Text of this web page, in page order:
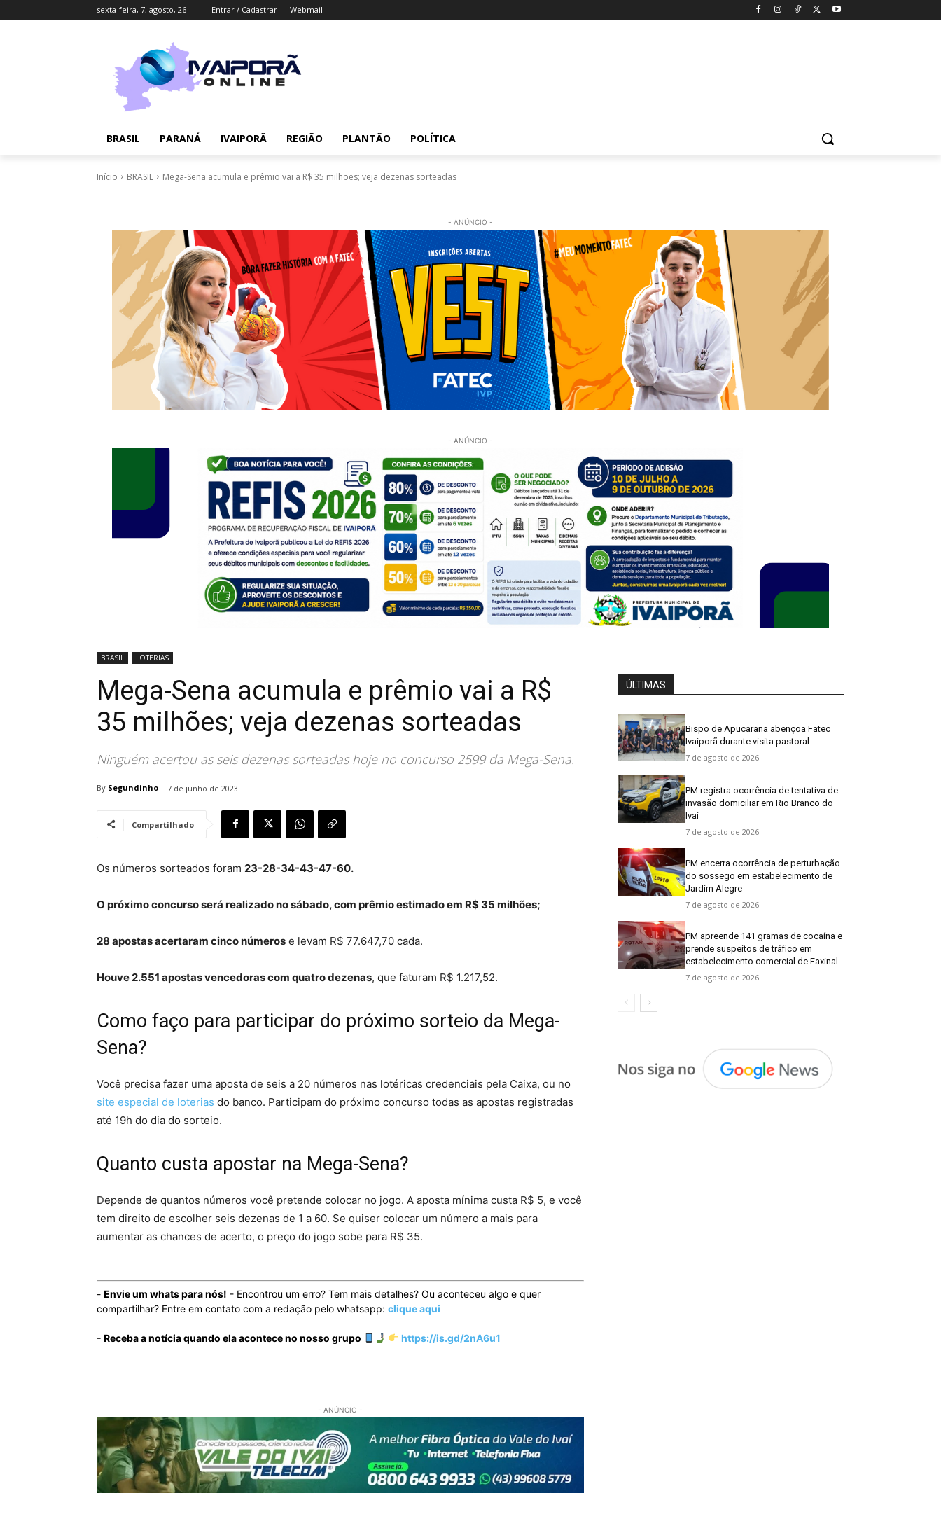
sexta-feira, 7, agosto, 26 Entrar / Cadastrar Webmail
BRASIL PARANÁ IVAIPORÃ REGIÃO PLANTÃO POLÍTICA
Início BRASIL Mega-Sena acumula e prêmio vai a R$ 35 milhões; veja dezenas sorteadas
- ANÚNCIO -
- ANÚNCIO -
BRASIL LOTERIAS
Mega-Sena acumula e prêmio vai a R$
35 milhões; veja dezenas sorteadas
Ninguém acertou as seis dezenas sorteadas hoje no concurso 2599 da Mega-Sena.
By Segundinho 7 de junho de 2023
Compartilhado
Os números sorteados foram 23-28-34-43-47-60.
O próximo concurso será realizado no sábado, com prêmio estimado em R$ 35 milhões;
28 apostas acertaram cinco números e levam R$ 77.647,70 cada.
Houve 2.551 apostas vencedoras com quatro dezenas, que faturam R$ 1.217,52.
Como faço para participar do próximo sorteio da Mega-
Sena?
Você precisa fazer uma aposta de seis a 20 números nas lotéricas credenciais pela Caixa, ou no
site especial de loterias do banco. Participam do próximo concurso todas as apostas registradas
até 19h do dia do sorteio.
Quanto custa apostar na Mega-Sena?
Depende de quantos números você pretende colocar no jogo. A aposta mínima custa R$ 5, e você
tem direito de escolher seis dezenas de 1 a 60. Se quiser colocar um número a mais para
aumentar as chances de acerto, o preço do jogo sobe para R$ 35.
- Envie um whats para nós! - Encontrou um erro? Tem mais detalhes? Ou aconteceu algo e quer
compartilhar? Entre em contato com a redação pelo whatsapp: clique aqui
- Receba a notícia quando ela acontece no nosso grupo https://is.gd/2nA6u1
- ANÚNCIO -
ÚLTIMAS
Bispo de Apucarana abençoa Fatec
Ivaiporã durante visita pastoral
7 de agosto de 2026
PM registra ocorrência de tentativa de
invasão domiciliar em Rio Branco do
Ivaí
7 de agosto de 2026
PM encerra ocorrência de perturbação
do sossego em estabelecimento de
Jardim Alegre
7 de agosto de 2026
PM apreende 141 gramas de cocaína e
prende suspeitos de tráfico em
estabelecimento comercial de Faxinal
7 de agosto de 2026